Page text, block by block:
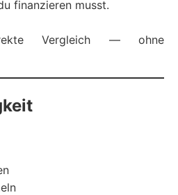
finanzieren musst.
Vergleich — ohne